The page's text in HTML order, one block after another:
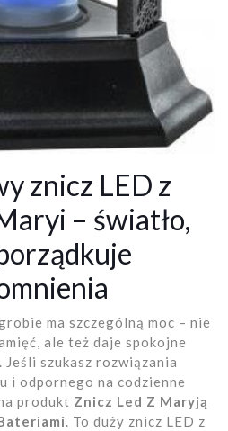
znicz LED z
– światło,
ma szczególną moc – nie
ale też daje spokojne
szukasz rozwiązania
i odpornego na codzienne
produkt Znicz Led Z Maryją
. To duży znicz LED z